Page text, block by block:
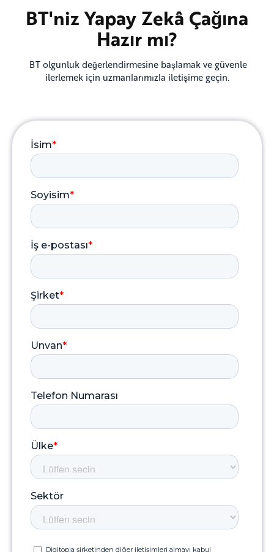
BT'niz Yapay Zekâ Çağına
Hazır mı?
BT olgunluk değerlendirmesine başlamak ve güvenle
ilerlemek için uzmanlarımızla iletişime geçin.